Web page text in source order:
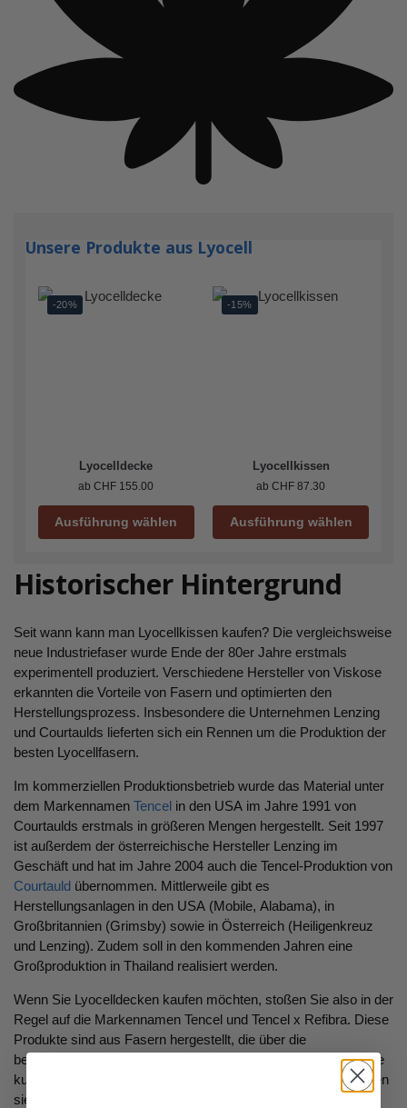
Unsere Produkte aus Lyocell
-20%
Lyocelldecke
abCHF 155.00
Ausführung wählen
-15%
Lyocellkissen
abCHF 87.30
Ausführung wählen
Historischer Hintergrund
Seit wann kann man Lyocellkissen kaufen? Die vergleichsweise
neue Industriefaser wurde Ende der 80er Jahre erstmals
experimentell produziert. Verschiedene Hersteller von Viskose
erkannten die Vorteile von Fasern und optimierten den
Herstellungsprozess. Insbesondere die Unternehmen Lenzing
und Courtaulds lieferten sich ein Rennen um die Produktion der
besten Lyocellfasern.
Im kommerziellen Produktionsbetrieb wurde das Material unter
dem Markennamen Tencel in den USA im Jahre 1991 von
Courtaulds erstmals in größeren Mengen hergestellt. Seit 1997
ist außerdem der österreichische Hersteller Lenzing im
Geschäft und hat im Jahre 2004 auch die Tencel-Produktion von
Courtauld übernommen. Mittlerweile gibt es
Herstellungsanlagen in den USA (Mobile, Alabama), in
Großbritannien (Grimsby) sowie in Österreich (Heiligenkreuz
und Lenzing). Zudem soll in den kommenden Jahren eine
Großproduktion in Thailand realisiert werden.
Wenn Sie Lyocelldecken kaufen möchten, stoßen Sie also in der
Regel auf die Markennamen Tencel und Tencel x Refibra. Diese
Produkte sind aus Fasern hergestellt, die über die
beschriebenen Eigenschaften verfügen. In der vergleichsweise
kurzen Zeit, in der Lyocellprodukte auf dem Markt sind, konnten
sie sich gegenüber Baumwolle und Synthetik-Mikrofasern